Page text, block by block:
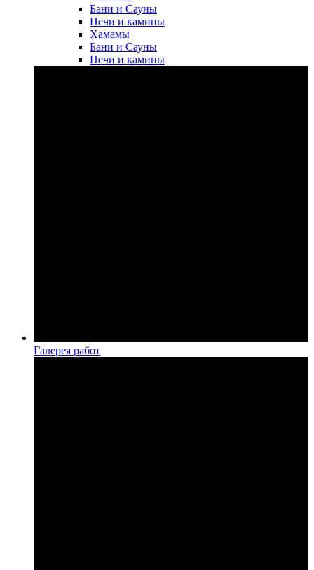
Бани и Сауны
Печи и камины
Хамамы
Бани и Сауны
Печи и камины
Галерея работ